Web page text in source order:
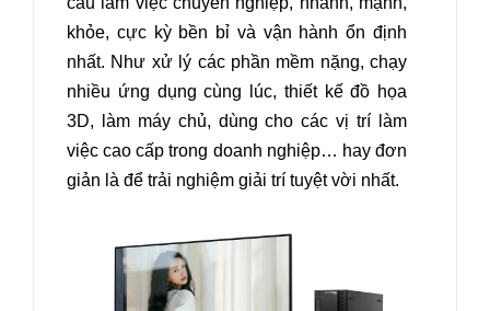
khỏe, cực kỳ bền bỉ và vận hành ổn định
nhất. Như xử lý các phần mềm nặng, chạy
nhiều ứng dụng cùng lúc, thiết kế đồ họa
3D, làm máy chủ, dùng cho các vị trí làm
việc cao cấp trong doanh nghiệp… hay đơn
giản là để trải nghiệm giải trí tuyệt vời nhất.